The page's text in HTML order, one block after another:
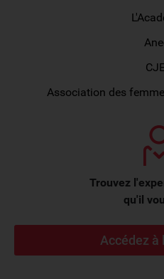
Association des
Trouvez
qu'il
Accédez à